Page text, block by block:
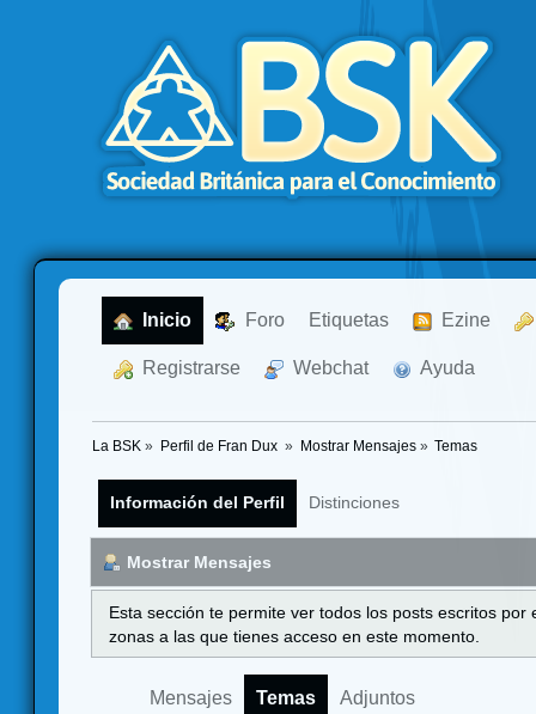
Inicio Foro Etiquetas Ezine
Registrarse Webchat Ayuda
La BSK » Perfil de Fran Dux » Mostrar Mensajes» Temas
Información del Perfil Distinciones
Mostrar Mensajes
Esta sección te permite ver todos los posts escritos
zonas a las que tienes acceso en este momento.
Mensajes Temas Adjuntos